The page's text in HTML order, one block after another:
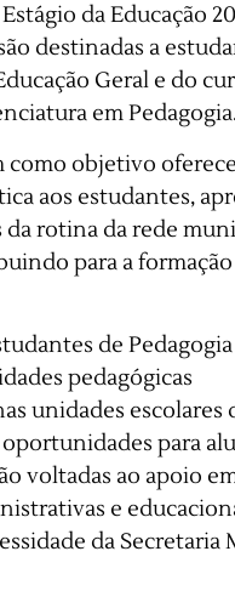
da Educação
destinadas a
Geral e do
em
como objetivo
aos estudantes,
rotina da rede
para a formação
de
pedagógicas
unidades escolares
para
voltadas ao apoio
e
da Secretaria